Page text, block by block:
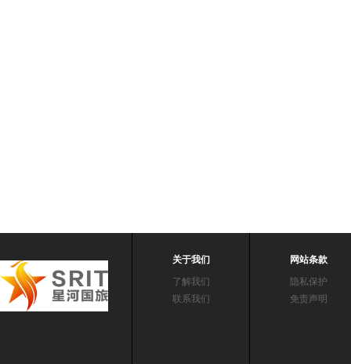
关于我们
了解我们
联系我们
网站条款
隐私保护
免责声明